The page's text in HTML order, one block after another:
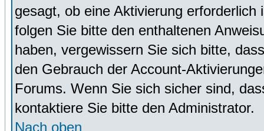
gesagt, ob eine Aktivierung
folgen Sie bitte den enthaltenen
haben, vergewissern Sie sich bitte,
den Gebrauch der Account-
Forums. Wenn Sie sich sicher sind,
kontaktiere Sie bitte den Administrator.
Nach oben